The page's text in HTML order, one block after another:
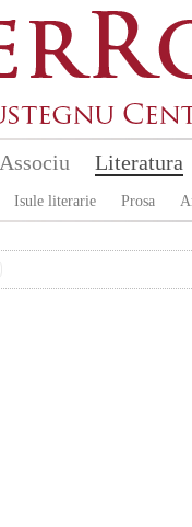
Associu Literatura
Isule literarie Prosa